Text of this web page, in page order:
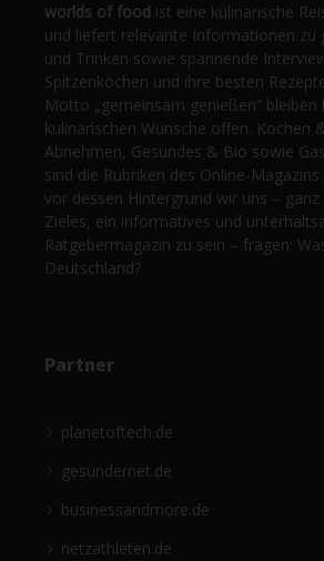
worlds of food ist eine kulinarische
und liefert relevante Informationen zu
und Trinken sowie spannende
Spitzenköchen und ihre besten
Motto „gemeinsam genießen“ bleiben
kulinarischen Wünsche offen. Kochen
Abnehmen, Gesundes & Bio sowie
sind die Rubriken des Online-
vor dessen Hintergrund wir uns – ganz
Zieles, ein informatives und
Ratgebermagazin zu sein – fragen:
Deutschland?
Partner
planetoftech.de
gesündernet.de
businessandmore.de
netzathleten.de